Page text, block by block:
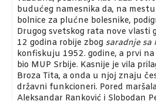
budućeg namesnika da, na
bolnice za plućne bolesnike,
Drugog svetskog rata nove vlasti
12 godina robije zbog saradnje sa
konfiskuju 1952. godine, a prvi
bio MUP Srbije. Kasnije je vila
Broza Tita, a onda u njoj znaju
državni funkcioneri. Pored
Aleksandar Ranković i Slobodan